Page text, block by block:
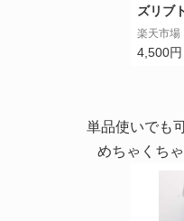
ズリブ
ク ワイ
きめ ワ
心地 お
ピイチ
楽天市場
4,500円
単品使いでも
めちゃくち